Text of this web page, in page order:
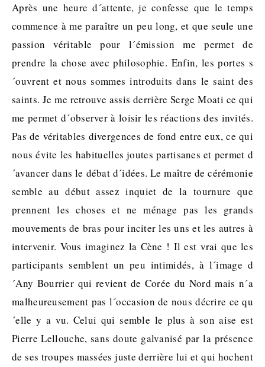
Après une heure d´attente, je confesse que le temps
commence à me paraître un peu long, et que seule une
passion véritable pour l´émission me permet de
prendre la chose avec philosophie. Enfin, les portes s
´ouvrent et nous sommes introduits dans le saint des
saints. Je me retrouve assis derrière Serge Moati ce qui
me permet d´observer à loisir les réactions des invités.
Pas de véritables divergences de fond entre eux, ce qui
nous évite les habituelles joutes partisanes et permet d
´avancer dans le débat d´idées. Le maître de cérémonie
semble au début assez inquiet de la tournure que
prennent les choses et ne ménage pas les grands
mouvements de bras pour inciter les uns et les autres à
intervenir. Vous imaginez la Cène ! Il est vrai que les
participants semblent un peu intimidés, à l´image d
´Any Bourrier qui revient de Corée du Nord mais n´a
malheureusement pas l´occasion de nous décrire ce qu
´elle y a vu. Celui qui semble le plus à son aise est
Pierre Lellouche, sans doute galvanisé par la présence
de ses troupes massées juste derrière lui et qui hochent